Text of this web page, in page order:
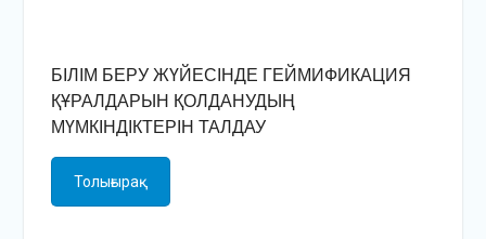
БІЛІМ БЕРУ ЖҮЙЕСІНДЕ ГЕЙМИФИКАЦИЯ
ҚҰРАЛДАРЫН ҚОЛДАНУДЫҢ
МҮМКІНДІКТЕРІН ТАЛДАУ
Толығырақ